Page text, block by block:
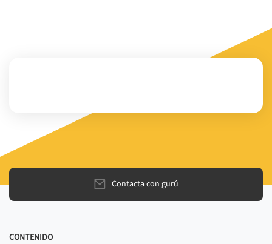
Contacta con gurú
CONTENIDO